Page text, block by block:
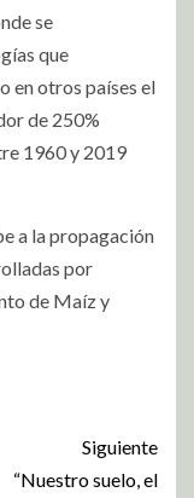
se
que
en otros países el
de 250%
1960 y 2019
a la propagación
por
de Maíz y
Siguiente
“Nuestro suelo, el